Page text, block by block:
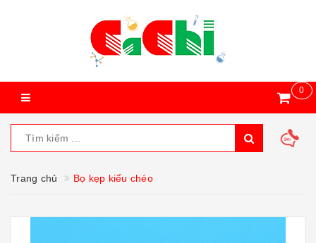
0
Trang chủ Bọ kẹp kiểu chéo